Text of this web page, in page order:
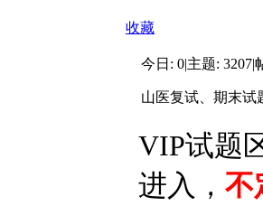
收藏
今日: 0|主题: 3207|
山医复试、期末试
VIP试题
进入， 不